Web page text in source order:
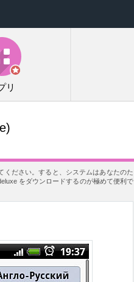
リ
ください。すると、システムはあなたのた
をダウンロードするのが極めて便利で